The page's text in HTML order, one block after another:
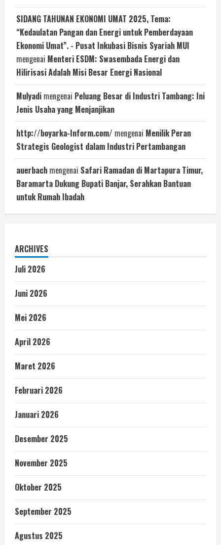
SIDANG TAHUNAN EKONOMI UMAT 2025, Tema:
“Kedaulatan Pangan dan Energi untuk Pemberdayaan
Ekonomi Umat”. - Pusat Inkubasi Bisnis Syariah MUI
mengenai Menteri ESDM: Swasembada Energi dan
Hilirisasi Adalah Misi Besar Energi Nasional
Mulyadi mengenai Peluang Besar di Industri Tambang: Ini
Jenis Usaha yang Menjanjikan
http://boyarka-Inform.com/ mengenai Menilik Peran
Strategis Geologist dalam Industri Pertambangan
auerbach mengenai Safari Ramadan di Martapura Timur,
Baramarta Dukung Bupati Banjar, Serahkan Bantuan
untuk Rumah Ibadah
ARCHIVES
Juli 2026
Juni 2026
Mei 2026
April 2026
Maret 2026
Februari 2026
Januari 2026
Desember 2025
November 2025
Oktober 2025
September 2025
Agustus 2025